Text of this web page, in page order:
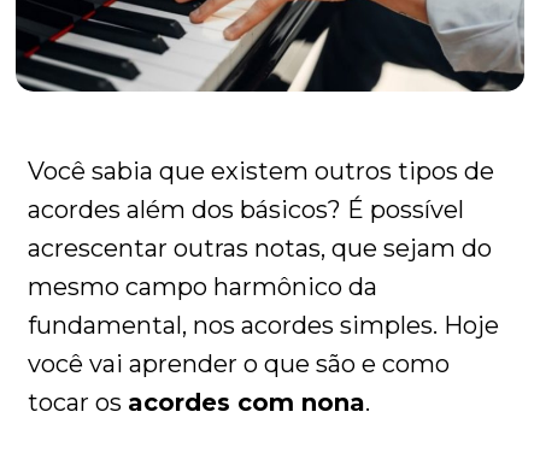
Você sabia que existem outros tipos de
acordes além dos básicos? É possível
acrescentar outras notas, que sejam do
mesmo campo harmônico da
fundamental, nos acordes simples. Hoje
você vai aprender o que são e como
tocar os acordes com nona.